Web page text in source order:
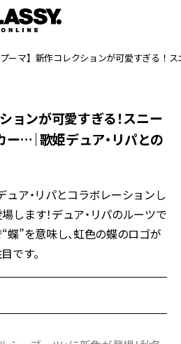
プーマ】新作コレクションが可愛すぎる！
ョンが可愛すぎる！スニー
ー…｜歌姫デュア・リパとの
ュア・リパとコラボレーションし
します！デュア・リパのルーツで
”を意味し、虹色の蝶のロゴが
です。